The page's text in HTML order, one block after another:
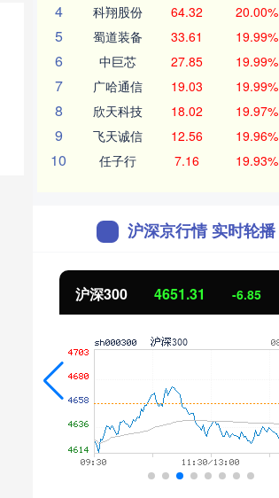
4 科翔股份 64.32 20.00%
5 蜀道装备 33.61 19.99%
6 中巨芯 27.85 19.99%
7 广哈通信 19.03 19.99%
8 欣天科技 18.02 19.97%
9 飞天诚信 12.56 19.96%
10 任子行 7.16 19.93%
沪深京行情 实时轮播
沪深300 4651.31 -6.85